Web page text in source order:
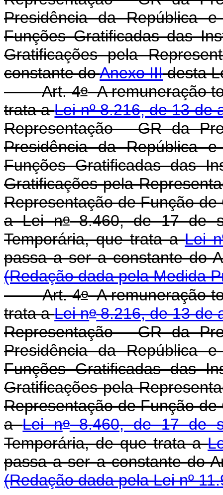
Presidência da República
Funções Gratificadas das
Gratificações pela
constante doAnexo IIIdesta
Art. 4oA remuneração
trata aLei nº 8.216, de 13 de
Representação - GR da
Presidência da República
Funções Gratificadas das
Gratificações pela
Representação de Função
a Lei no8.460, de 17 de
Temporária, que trata aLei
passa a ser a
(Redação dada pela Medida
Art. 4oA remuneração
trata aLei no8.216, de 13 de
Representação - GR da
Presidência da República
Funções Gratificadas das
Gratificações pela
Representação de Função
aLei no8.460, de 17 de
Temporária, de que trata a
passa a ser a
(Redação dada pela Lei nº